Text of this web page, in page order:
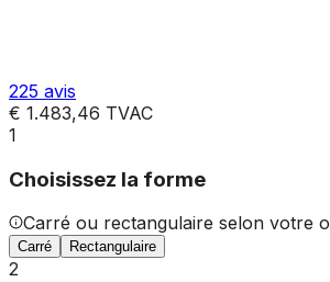
225 avis
€ 1.483,46 TVAC
1
Choisissez la forme
Carré ou rectangulaire selon votre
Carré Rectangulaire
2